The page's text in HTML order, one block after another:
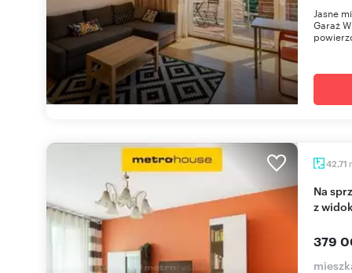
Jasne
Garaż
42,71
Na sprzedaż przestronne 2-pokojowe mieszkanie
z
379